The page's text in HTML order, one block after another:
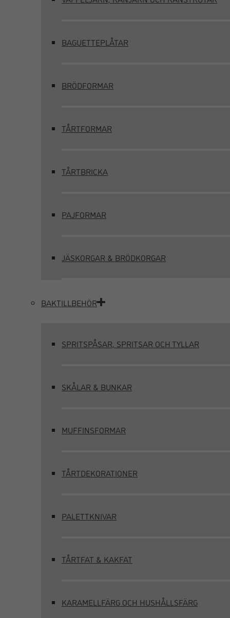
BAGUETTEPLÅTAR
BRÖDFORMAR
TÅRTFORMAR
TÅRTBRICKA
PAJFORMAR
JÄSKORGAR & BRÖDKORGAR
BAKTILLBEHÖR
SPRITSPÅSAR, SPRITSAR OCH TYLLAR
SKÅLAR & BUNKAR
MUFFINSFORMAR
TÅRTDEKORATIONER
PALETTKNIVAR
TÅRTFAT & KAKFAT
KARAMELLFÄRG OCH HUSHÅLLSFÄRG